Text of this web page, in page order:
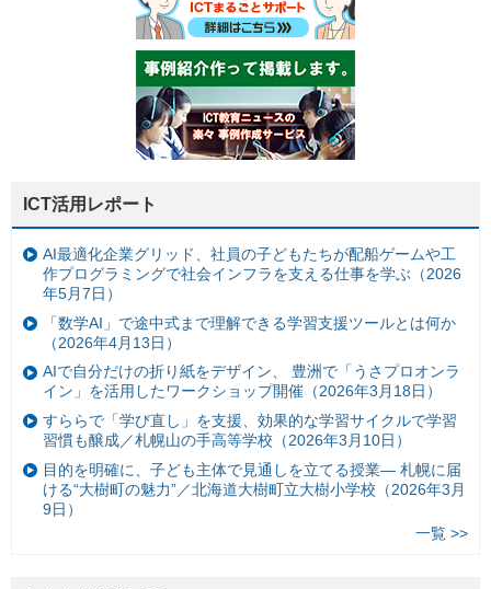
ICT活用レポート
AI最適化企業グリッド、社員の子どもたちが配船ゲームや工
作プログラミングで社会インフラを支える仕事を学ぶ（2026
年5月7日）
「数学AI」で途中式まで理解できる学習支援ツールとは何か
（2026年4月13日）
AIで自分だけの折り紙をデザイン、 豊洲で「うさプロオンラ
イン」を活用したワークショップ開催（2026年3月18日）
すららで「学び直し」を支援、効果的な学習サイクルで学習
習慣も醸成／札幌山の手高等学校（2026年3月10日）
目的を明確に、子ども主体で見通しを立てる授業— 札幌に届
ける“大樹町の魅力”／北海道大樹町立大樹小学校（2026年3月
9日）
一覧 >>